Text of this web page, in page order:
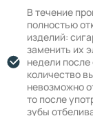
В течение
полностью
изделий:
заменить их
недели
количество
невозможно
то после
зубы